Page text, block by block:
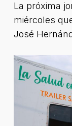
La próxima
miércoles
José